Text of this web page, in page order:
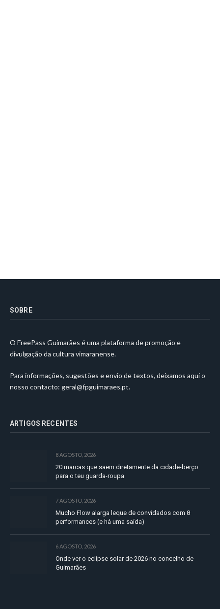
SOBRE
O FreePass Guimarães é uma plataforma de promoção e
divulgação da cultura vimaranense.
Para informações, sugestões e envio de textos, deixamos aqui o
nosso contacto: geral@fpguimaraes.pt.
ARTIGOS RECENTES
8 AGOSTO, 2026
20 marcas que saem diretamente da cidade-berço
para o teu guarda-roupa
7 AGOSTO, 2026
Mucho Flow alarga leque de convidados com 8
performances (e há uma saída)
6 AGOSTO, 2026
Onde ver o eclipse solar de 2026 no concelho de
Guimarães